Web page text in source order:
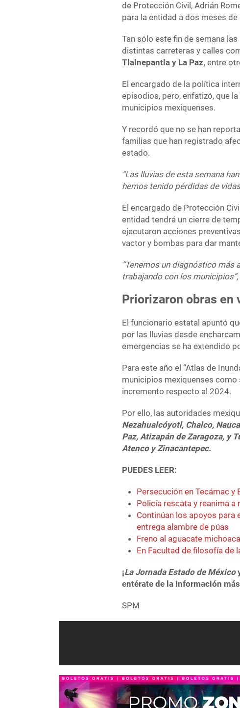
de Protección Civil, Adrián
para la entidad a dos meses
Tan sólo este fin de semana
distintas carreteras y calles
Tlalnepantla y La Paz,entre
El encargado de la política
episodios, pero, enfatizó, que
municipios mexiquenses.
Y recordó que no se han
familias que han registrado
estado.
“Las lluvias de esta semana
hemos tenido pérdidas de
El encargado de Protección
entidad tendrá un cierre de
ejecutaron acciones
vactor y bombas para dar
“Tenemos un diagnóstico más
trabajando con los
Priorizaron obras
El funcionario estatal apuntó
por las lluvias desde
emergencias se ha extendido
Para este año el “Atlas de
municipios mexiquenses
incremento respecto al 2024.
Por ello, las autoridades
Nezahualcóyotl, Chalco,
Paz, Atizapán de Zaragoza, y
Atenco y Zinacantepec.
PUEDES LEER:
Persecución en Tecámac
Policía rescata y reanima a
Continúan los apoyos para
entrega alambre de púas
Freno al aguacate
En Facultad de filosofía de
¡La Jornada Estado de México
entérate de la información
SPM